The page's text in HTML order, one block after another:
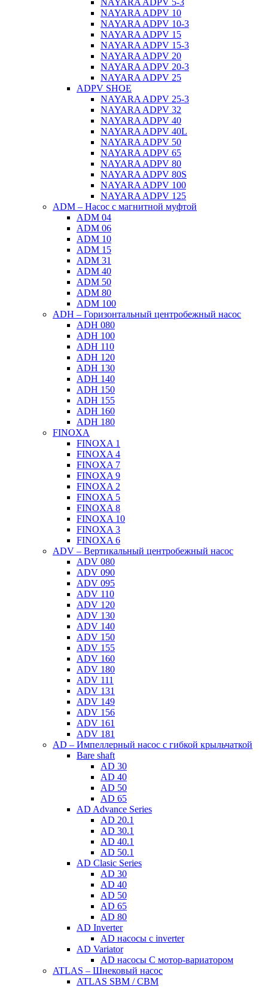
NAYARA ADPV 5-3
NAYARA ADPV 10
NAYARA ADPV 10-3
NAYARA ADPV 15
NAYARA ADPV 15-3
NAYARA ADPV 20
NAYARA ADPV 20-3
NAYARA ADPV 25
ADPV SHOE
NAYARA ADPV 25-3
NAYARA ADPV 32
NAYARA ADPV 40
NAYARA ADPV 40L
NAYARA ADPV 50
NAYARA ADPV 65
NAYARA ADPV 80
NAYARA ADPV 80S
NAYARA ADPV 100
NAYARA ADPV 125
ADM – Насос с магнитной муфтой
ADM 04
ADM 06
ADM 10
ADM 15
ADM 31
ADM 40
ADM 50
ADM 80
ADM 100
ADH – Горизонтальный центробежный насос
ADH 080
ADH 100
ADH 110
ADH 120
ADH 130
ADH 140
ADH 150
ADH 155
ADH 160
ADH 180
FINOXA
FINOXA 1
FINOXA 4
FINOXA 7
FINOXA 9
FINOXA 2
FINOXA 5
FINOXA 8
FINOXA 10
FINOXA 3
FINOXA 6
ADV – Вертикальный центробежный насос
ADV 080
ADV 090
ADV 095
ADV 110
ADV 120
ADV 130
ADV 140
ADV 150
ADV 155
ADV 160
ADV 180
ADV 111
ADV 131
ADV 149
ADV 156
ADV 161
ADV 181
AD – Импеллерный насос с гибкой крыльчаткой
Bare shaft
AD 30
AD 40
AD 50
AD 65
AD Advance Series
AD 20.1
AD 30.1
AD 40.1
AD 50.1
AD Clasic Series
AD 30
AD 40
AD 50
AD 65
AD 80
AD Inverter
AD насосы с inverter
AD Variator
AD насосы С мотор-вариатором
ATLAS – Шнековый насос
ATLAS SBM / CBM